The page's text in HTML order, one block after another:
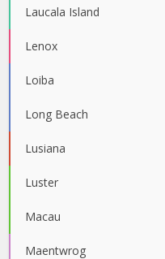
Laucala Island
Lenox
Loiba
Long Beach
Lusiana
Luster
Macau
Maentwrog